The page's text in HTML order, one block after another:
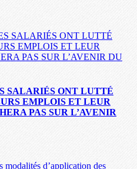
SALARIÉS ONT LUTTÉ
EMPLOIS ET LEUR
PAS SUR L’AVENIR